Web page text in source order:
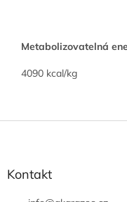
Metabolizovatelná
4090 kcal/kg
Z
Kontakt